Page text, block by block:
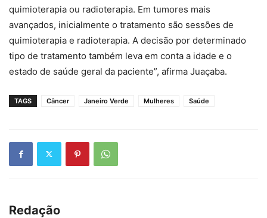
quimioterapia ou radioterapia. Em tumores mais
avançados, inicialmente o tratamento são sessões de
quimioterapia e radioterapia. A decisão por determinado
tipo de tratamento também leva em conta a idade e o
estado de saúde geral da paciente”, afirma Juaçaba.
TAGS Câncer Janeiro Verde Mulheres Saúde
Redação